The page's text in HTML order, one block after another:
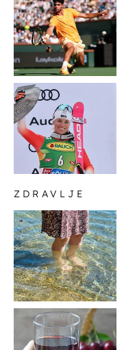
ZDRAVLJE